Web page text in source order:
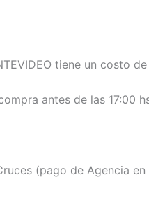
tiene un costo
antes de las 17:00
(pago de Agencia